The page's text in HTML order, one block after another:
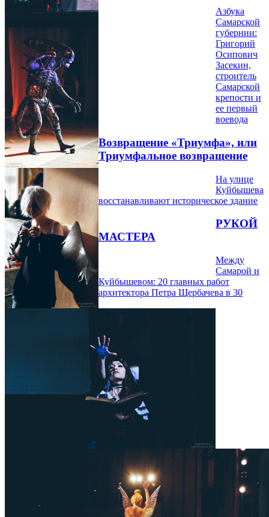
Азбука
Самарской
губернии:
Григорий
Осипович
Засекин,
строитель
Самарской
крепости и
ее первый
воевода
Возвращение «Триумфа», или
Триумфальное возвращение
На улице
Куйбышева
восстанавливают историческое здание
РУКОЙ
МАСТЕРА
Между
Самарой и
Куйбышевом: 20 главных работ
архитектора Петра Щербачева в 30